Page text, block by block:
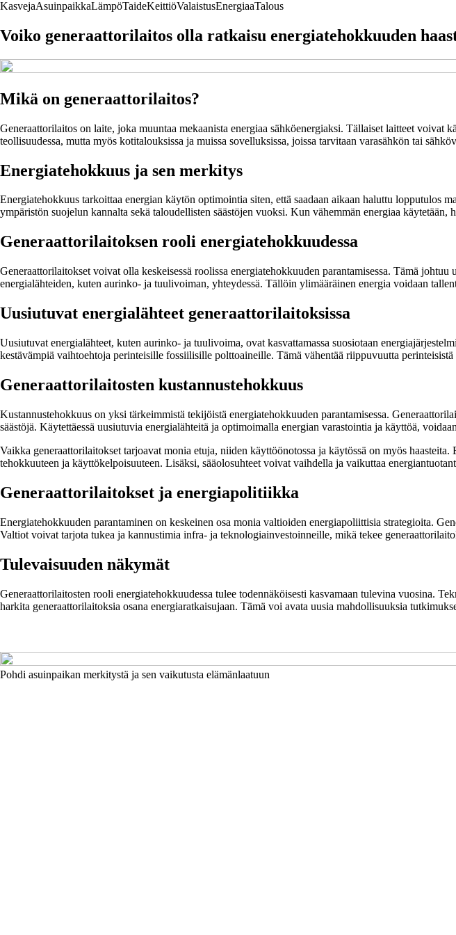
KasvejaAsuinpaikkaLämpöTaideKeittiöValaistusEnergiaaTalous
Voiko generaattorilaitos olla ratkaisu energiatehokkuuden
Mikä on generaattorilaitos?
Generaattorilaitos on laite, joka muuntaa mekaanista energiaa sähköenergiaksi. Tällaiset laitteet
teollisuudessa, mutta myös kotitalouksissa ja muissa sovelluksissa, joissa tarvitaan varasähkön tai
Energiatehokkuus ja sen merkitys
Energiatehokkuus tarkoittaa energian käytön optimointia siten, että saadaan aikaan haluttu lopputulos
ympäristön suojelun kannalta sekä taloudellisten säästöjen vuoksi. Kun vähemmän energiaa
Generaattorilaitoksen rooli energiatehokkuudessa
Generaattorilaitokset voivat olla keskeisessä roolissa energiatehokkuuden parantamisessa. Tämä
energialähteiden, kuten aurinko- ja tuulivoiman, yhteydessä. Tällöin ylimääräinen energia voidaan
Uusiutuvat energialähteet generaattorilaitoksissa
Uusiutuvat energialähteet, kuten aurinko- ja tuulivoima, ovat kasvattamassa suosiotaan
kestävämpiä vaihtoehtoja perinteisille fossiilisille polttoaineille. Tämä vähentää riippuvuutta
Generaattorilaitosten kustannustehokkuus
Kustannustehokkuus on yksi tärkeimmistä tekijöistä energiatehokkuuden parantamisessa.
säästöjä. Käytettäessä uusiutuvia energialähteitä ja optimoimalla energian varastointia ja käyttöä,
Vaikka generaattorilaitokset tarjoavat monia etuja, niiden käyttöönotossa ja käytössä on myös
tehokkuuteen ja käyttökelpoisuuteen. Lisäksi, sääolosuhteet voivat vaihdella ja vaikuttaa
Generaattorilaitokset ja energiapolitiikka
Energiatehokkuuden parantaminen on keskeinen osa monia valtioiden energiapoliittisia strategioita.
Valtiot voivat tarjota tukea ja kannustimia infra- ja teknologiainvestoinneille, mikä tekee
Tulevaisuuden näkymät
Generaattorilaitosten rooli energiatehokkuudessa tulee todennäköisesti kasvamaan tulevina vuosina.
harkita generaattorilaitoksia osana energiaratkaisujaan. Tämä voi avata uusia mahdollisuuksia
Pohdi asuinpaikan merkitystä ja sen vaikutusta elämänlaatuun